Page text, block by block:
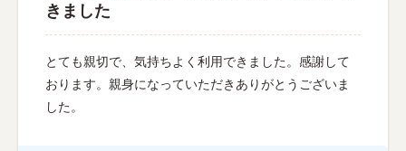
きました
とても親切で、気持ちよく利用できました。感謝して
おります。親身になっていただきありがとうございま
した。